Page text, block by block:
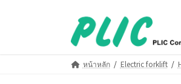
หน้าหลัก Electric forklift